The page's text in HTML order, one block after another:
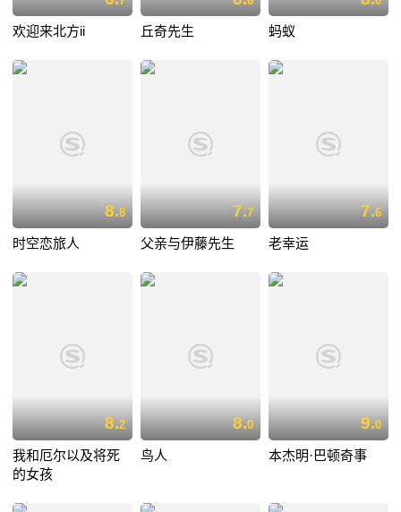
欢迎来北方ii 丘奇先生 蚂蚁
8.8
时空恋旅人
7.7
父亲与伊藤先生
7.6
老幸运
8.2
我和厄尔以及将死
的女孩
8.0
鸟人
9.0
本杰明·巴顿奇事